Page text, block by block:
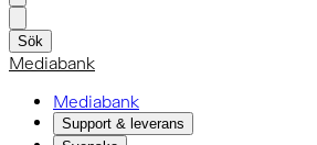
Sök
Mediabank
Mediabank
Support & leverans